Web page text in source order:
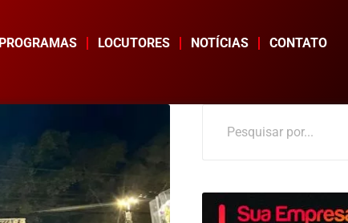
PROGRAMAS LOCUTORES NOTÍCIAS CONTATO